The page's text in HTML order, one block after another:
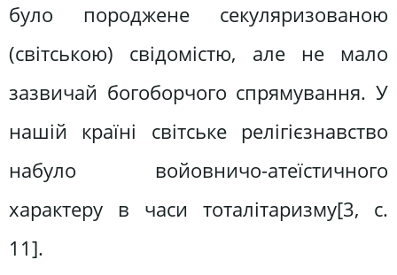
було породжене секуляризованою
(світською) свідомістю, але не мало
зазвичай богоборчого спрямування. У
нашій країні світське релігієзнавство
набуло войовничо-атеїстичного
характеру в часи тоталітаризму[3, c.
11].